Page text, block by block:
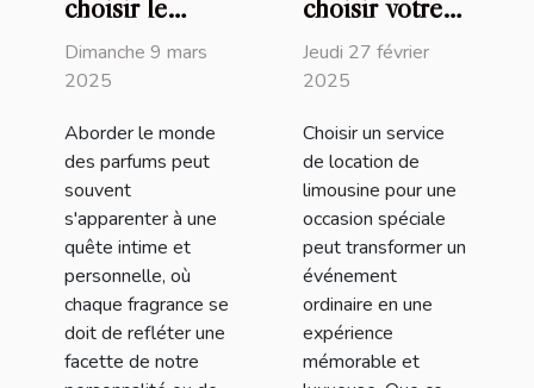
choisir le
parfum parfait
pour chaque
Dimanche 9 mars
2025
Aborder le monde
des parfums peut
souvent
s'apparenter à une
quête intime et
personnelle, où
chaque fragrance se
doit de refléter une
facette de notre
choisir votre
service de
location de
un événement
spécial
Jeudi 27 février
2025
Choisir un service
de location de
limousine pour une
occasion spéciale
peut transformer un
événement
ordinaire en une
expérience
mémorable et